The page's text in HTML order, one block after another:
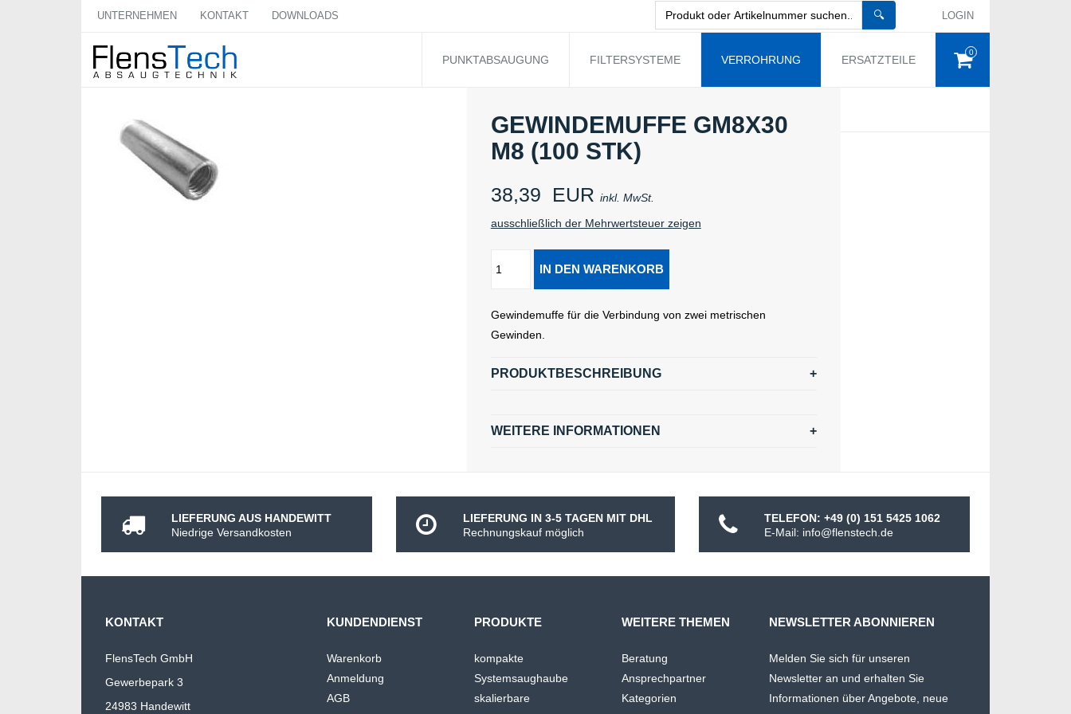
UNTERNEHMEN KONTAKT DOWNLOADS 🔍 LOGIN
0
PUNKTABSAUGUNG FILTERSYSTEME VERROHRUNG ERSATZTEILE
GEWINDEMUFFE GM8X30
M8 (100 STK)
38,39 EUR inkl. MwSt.
ausschließlich der Mehrwertsteuer zeigen
Gewindemuffe für die Verbindung von zwei metrischen
Gewinden.
PRODUKTBESCHREIBUNG
WEITERE INFORMATIONEN
LIEFERUNG AUS HANDEWITT
Niedrige Versandkosten
LIEFERUNG IN 3-5 TAGEN MIT DHL
Rechnungskauf möglich
TELEFON: +49 (0) 151 5425 1062
E-Mail: info@flenstech.de
KONTAKT
FlensTech GmbH
Gewerbepark 3
24983 Handewitt
KUNDENDIENST
Warenkorb
Anmeldung
AGB
PRODUKTE
kompakte
Systemsaughaube
skalierbare
WEITERE THEMEN
Beratung
Ansprechpartner
Kategorien
NEWSLETTER ABONNIEREN
Melden Sie sich für unseren
Newsletter an und erhalten Sie
Informationen über Angebote, neue